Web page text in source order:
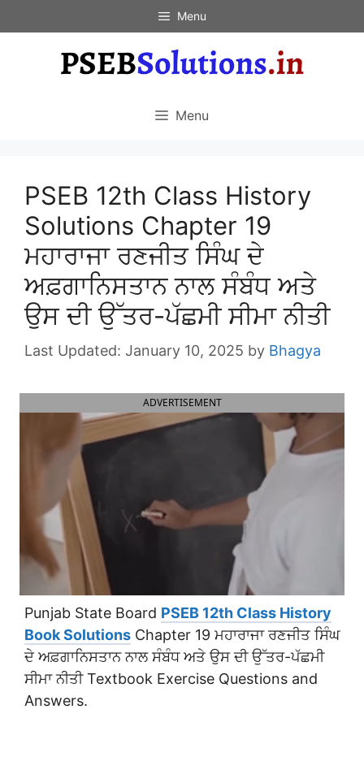
to
Menu
Menu
PSEB 12th Class History
Solutions Chapter 19
ਮਹਾਰਾਜਾ ਰਣਜੀਤ ਸਿੰਘ ਦੇ
ਅਫ਼ਗਾਨਿਸਤਾਨ ਨਾਲ ਸੰਬੰਧ ਅਤੇ
ਉਸ ਦੀ ਉੱਤਰ-ਪੱਛਮੀ ਸੀਮਾ ਨੀਤੀ
January 10, 2025 by Bhagya
ADVERTISEMENT
Punjab State Board PSEB 12th Class History
Book Solutions Chapter 19 ਮਹਾਰਾਜਾ ਰਣਜੀਤ ਸਿੰਘ
ਦੇ ਅਫ਼ਗਾਨਿਸਤਾਨ ਨਾਲ ਸੰਬੰਧ ਅਤੇ ਉਸ ਦੀ ਉੱਤਰ-ਪੱਛਮੀ
ਸੀਮਾ ਨੀਤੀ Textbook Exercise Questions and
Answers.